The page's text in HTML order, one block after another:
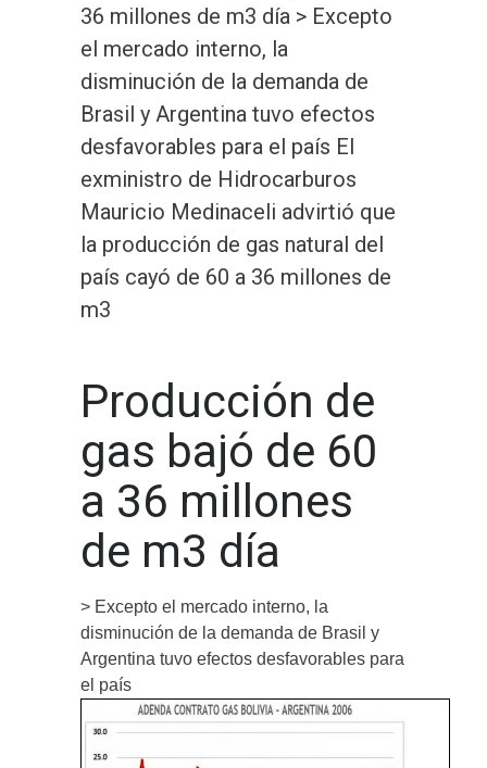
36 millones de m3 día > Excepto
el mercado interno, la
disminución de la demanda de
Brasil y Argentina tuvo efectos
desfavorables para el país El
exministro de Hidrocarburos
Mauricio Medinaceli advirtió que
la producción de gas natural del
país cayó de 60 a 36 millones de
m3
Producción de
gas bajó de 60
a 36 millones
de m3 día
> Excepto el mercado interno, la
disminución de la demanda de Brasil y
Argentina tuvo efectos desfavorables para
el país